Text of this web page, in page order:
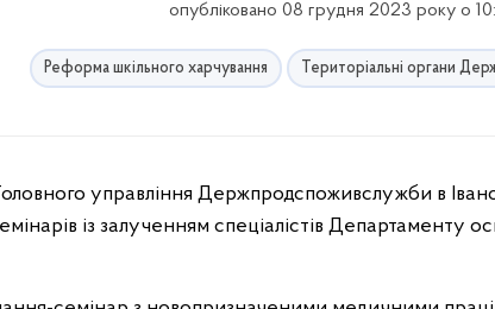
опубліковано 08 грудня 2023 року о
Реформа шкільного харчування Територіальні органи
із залученням спеціалістів Департаменту